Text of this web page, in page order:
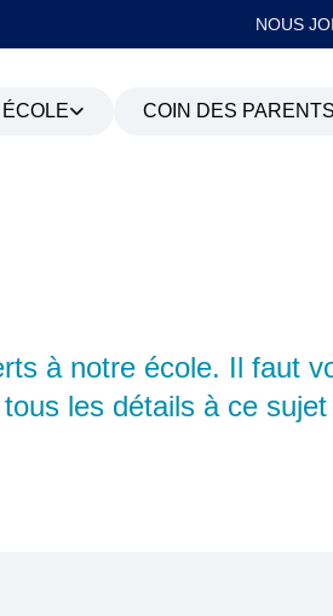
NOUS
COIN DES PARENTS
PLAINTES ET
L’ÉLÈVE
à notre école. Il faut
les détails à ce